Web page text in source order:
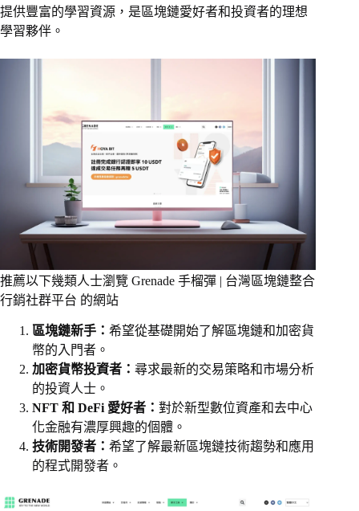
提供豐富的學習資源，是區塊鏈愛好者和投資者的理想
學習夥伴。
推薦以下幾類人士瀏覽 Grenade 手榴彈 | 台灣區塊鏈整合
行銷社群平台 的網站
區塊鏈新手： 希望從基礎開始了解區塊鏈和加密貨
幣的入門者。
加密貨幣投資者： 尋求最新的交易策略和市場分析
的投資人士。
NFT 和 DeFi 愛好者： 對於新型數位資產和去中心
化金融有濃厚興趣的個體。
技術開發者： 希望了解最新區塊鏈技術趨勢和應用
的程式開發者。